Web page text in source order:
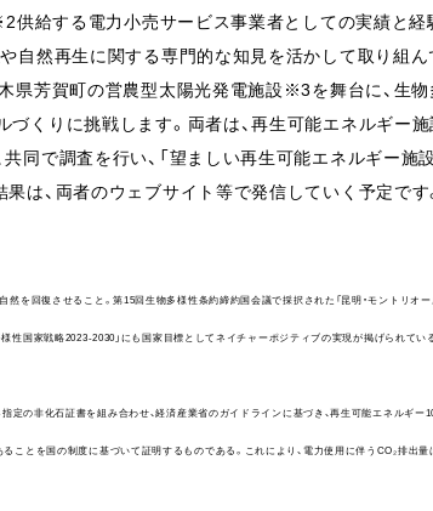
給する電力小売サービス事業者としての実績と経
自然再生に関する専門的な知見を活かして取り組ん
県芳賀町の営農型太陽光発電施設※3を舞台に、生
くりに挑戦します。両者は、再生可能エネルギー
同で調査を行い、「望ましい再生可能エネルギー施
は、両者のウェブサイト等で発信していく予定です
然を回復させること。第15回生物多様性条約締約国会議で採択された「昆明・モントリオ
性国家戦略2023-2030」にも国家目標としてネイチャーポジティブの実現が掲げられてい
定の非化石証書を組み合わせ、経済産業省のガイドラインに基づき、再生可能エネルギー
ことを国の制度に基づいて証明するものである。これにより、電力使用に伴うCO₂排出量